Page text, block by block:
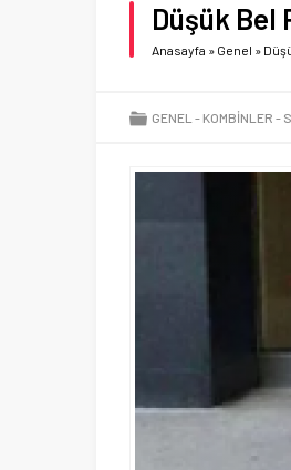
Düşük Bel
Anasayfa » Genel »
GENEL KOMBINLER